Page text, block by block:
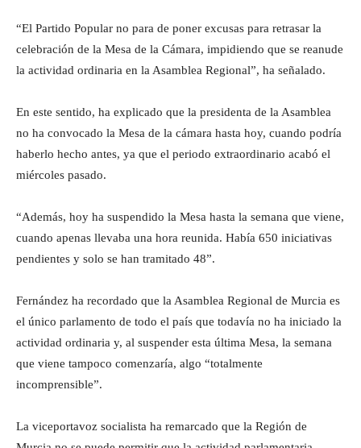
“El Partido Popular no para de poner excusas para retrasar la
celebración de la Mesa de la Cámara, impidiendo que se reanude
la actividad ordinaria en la Asamblea Regional”, ha señalado.
En este sentido, ha explicado que la presidenta de la Asamblea
no ha convocado la Mesa de la cámara hasta hoy, cuando podría
haberlo hecho antes, ya que el periodo extraordinario acabó el
miércoles pasado.
“Además, hoy ha suspendido la Mesa hasta la semana que viene,
cuando apenas llevaba una hora reunida. Había 650 iniciativas
pendientes y solo se han tramitado 48”.
Fernández ha recordado que la Asamblea Regional de Murcia es
el único parlamento de todo el país que todavía no ha iniciado la
actividad ordinaria y, al suspender esta última Mesa, la semana
que viene tampoco comenzaría, algo “totalmente
incomprensible”.
La viceportavoz socialista ha remarcado que la Región de